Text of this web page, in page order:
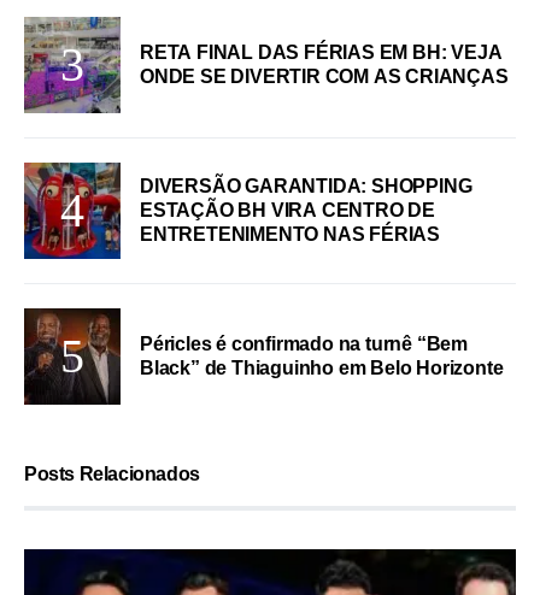
RETA FINAL DAS FÉRIAS EM BH: VEJA
ONDE SE DIVERTIR COM AS CRIANÇAS
DIVERSÃO GARANTIDA: SHOPPING
ESTAÇÃO BH VIRA CENTRO DE
ENTRETENIMENTO NAS FÉRIAS
Péricles é confirmado na turnê “Bem
Black” de Thiaguinho em Belo Horizonte
Posts Relacionados